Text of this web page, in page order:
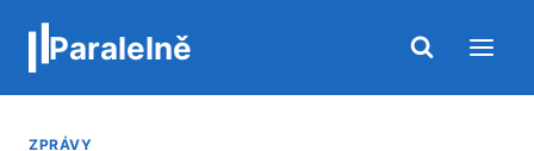
obsah
Paralelně
ZPRÁVY